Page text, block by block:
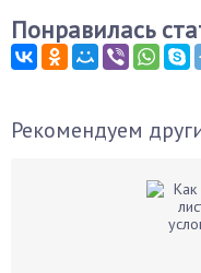
Понравилась
Рекомендуем